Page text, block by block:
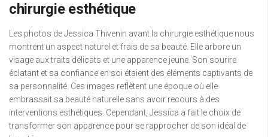
chirurgie esthétique
Les photos de Jessica Thivenin avant la chirurgie esthétique nous
montrent un aspect naturel et frais de sa beauté. Elle arbore un
visage aux traits délicats et une apparence jeune. Son sourire
éclatant et sa confiance en soi étaient des éléments captivants de
sa personnalité. Ces images reflètent une époque où elle
embrassait sa beauté naturelle sans avoir recours à des
interventions esthétiques. Cependant, Jessica a fait le choix de
transformer son apparence pour se rapprocher de son idéal de